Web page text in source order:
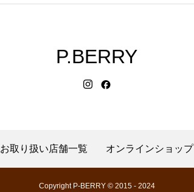
P.BERRY
お取り扱い店舗一覧 オンラインショップ
Copyright P-BERRY © 2015 - 2024